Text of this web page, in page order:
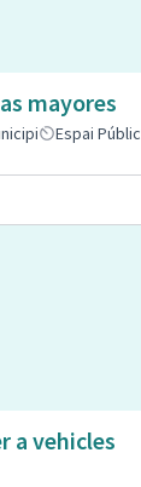
mayores
Espai Públic
a vehicles